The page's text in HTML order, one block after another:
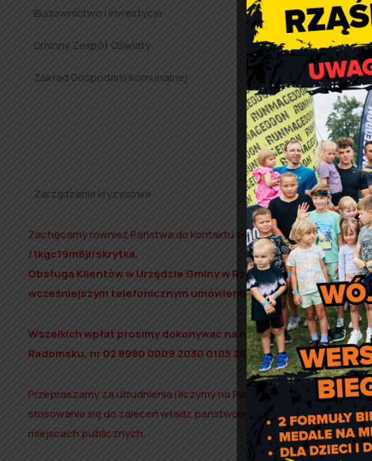
Budownictwo i inwestycje 44 631 - 71 - 22,
Gminny Zespół Oświaty 44 631 - 71 - 26
Zakład Gospodarki Komunalnej
44 631 - 71 - 92
Oczyszczalnia:
035
Hydrofornia: 44
Telefon
Zarządzanie kryzysowe 44 631 - 71 - 22,
Zachęcamy również Państwa do kontaktu poprzez elektroniczną
/1kgc19m6ji/skrytka.
Obsługa Klientów w Urzędzie Gminy w Rząśni prowadzona
wcześniejszym telefonicznym umówieniu się.
Wszelkich wpłat prosimy dokonywać na numer rachunku
Radomsku, nr 02 8980 0009 2030 0105 2677 0002.
Przepraszamy za utrudnienia i liczymy na Państwa zrozumienie i
stosowanie się do zaleceń władz państwowych i ograniczenie
miejscach publicznych.